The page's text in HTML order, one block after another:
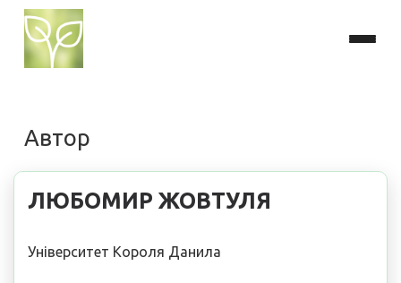
Автор
ЛЮБОМИР ЖОВТУЛЯ
Університет Короля Данила